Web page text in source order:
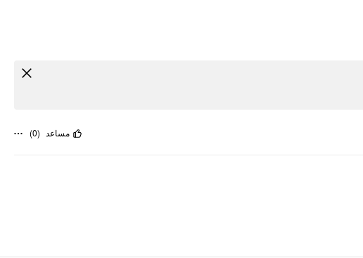
مساعد (
0
)